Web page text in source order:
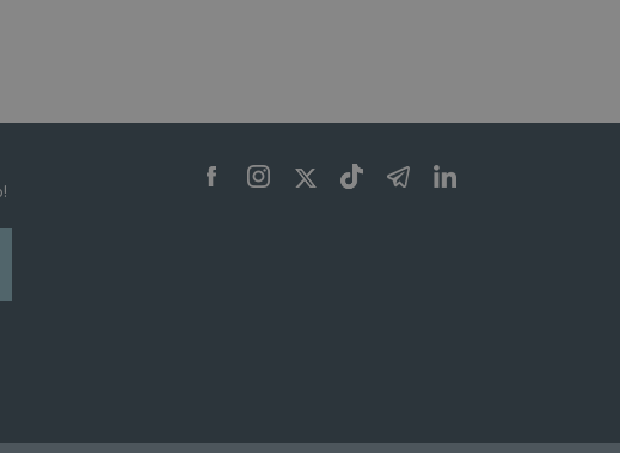
accedi alla pagina di login. Il
browser Web è impostato per
loggati sul sito
loggati sul sito
dell'utente per il dominio corrente.